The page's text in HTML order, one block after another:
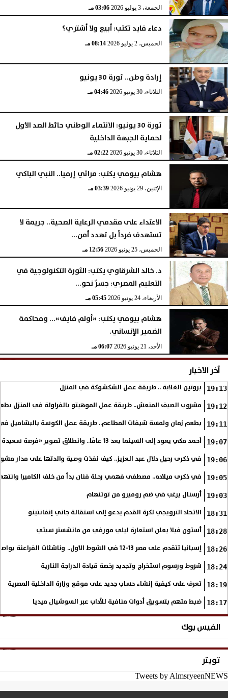
الجمعة، 3 يوليو 2026 03:06 مـ
دعاء فايد تكتب: أبيع ولا أشتري؟
الخميس، 2 يوليو 2026 08:14 مـ
إرادة وطن.. ثورة 30 يونيو
الثلاثاء، 30 يونيو 2026 04:46 مـ
ثورة 30 يونيو: الانتماء الوطني حائط الصد الأول
لحماية الجبهة الداخلية
الثلاثاء، 30 يونيو 2026 02:22 مـ
هشام بيومي يكتب: مراثي إرميا.. النبي الباكي
الإثنين، 29 يونيو 2026 03:39 مـ
الاعتداء على مقدمي الرعاية الصحية.. جريمة لا
تستهدف فرداً بل تهدد أمن...
الخميس، 25 يونيو 2026 12:56 مـ
د. خالد الشرقاوي يكتب: الثورة التكنولوجية في
التعليم المصري: جسرٌ نحو...
الأربعاء، 24 يونيو 2026 05:45 مـ
هشام بيومي يكتب: «أولم فايف»... ومحاكمة
الضمير الإنساني.
الأحد، 21 يونيو 2026 06:07 مـ
آخر الأخبار
19:13 بروتين الغلابة .. طريقة عمل الشكشوكة في المنزل
19:12 مشروب الصيف المنعش.. طريقة عمل الموهيتو بالفراولة في المنزل
19:11 بطعم زمان ولمسة شيفات المطاعم.. طريقة عمل الكوسة بالبشاميل
19:07 أحمد مكي يعود إلى السينما بعد 13 عامًا.. وانطلاق تصوير «فرصة سعيدة»
19:06 في ذكرى رحيل دلال عبد العزيز.. كيف نفذت وصية والدتها على مدار
19:05 في ذكرى ميلاده.. مصطفى فهمي رحلة فنان بدأ من خلف الكاميرا وانتهى
19:03 أرسنال يرغب في ضم روميرو من توتنهام
18:31 الاتحاد النرويجي لكرة القدم يدعو إلى استقالة جاني إنفانتينو
18:28 أستون فيلا يعلن استعارة ليلي مورفي من مانشستر سيتي
18:26 إسبانيا تتقدم على مصر 13-12 في الشوط الأول.. وناشئات الفراعنة يواصلن حلم بلوغ نهائي مونديال اليد
18:24 شروط ورسوم استخراج وتجديد رخصة قيادة الدراجة النارية
18:19 تعرف على كيفية إنشاء حساب جديد على موقع وزارة الداخلية المصرية
18:17 ضبط متهم بتسويق أدوات منافية للآداب عبر السوشيال ميديا
الفيس بوك
تويتر
Tweets by AlmsryeenNEWS